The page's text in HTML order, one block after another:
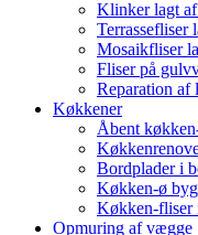
Klinker lagt
Terrassefliser
Mosaikfliser
Fliser på
Reparation af
Køkkener
Åbent
Bordplader i
Køkken-ø
Køkken-fliser
Opmuring af vægge